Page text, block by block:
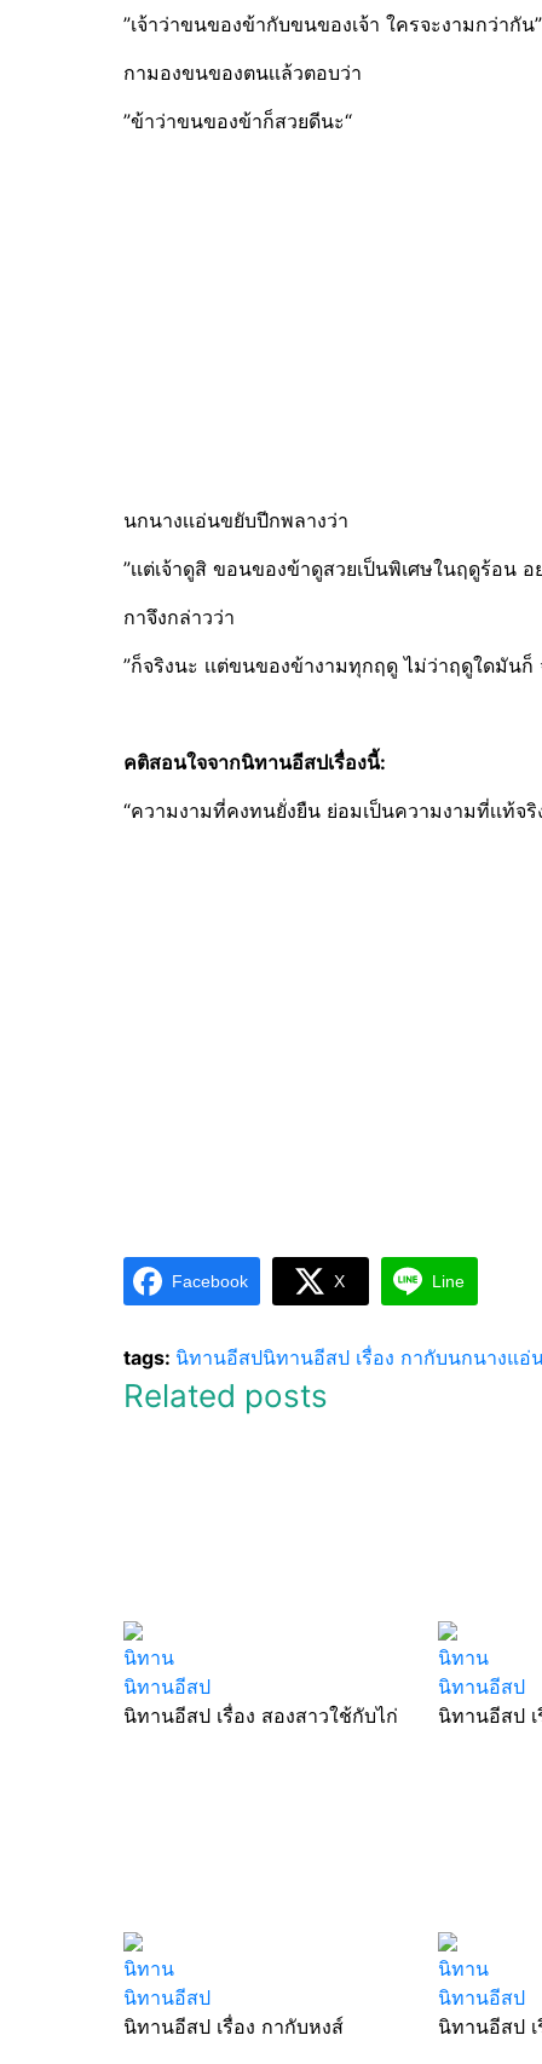
”เจ้าว่าขนของข้ากับขนของเจ้า ใครจะงามกว่ากัน”
กามองขนของตนเเล้วตอบว่า
”ข้าว่าขนของข้าก็สวยดีนะ“
นกนางเเอ่นขยับปีกพลางว่า
”เเต่เจ้าดูสิ ขอนของข้าดูสวยเป็นพิเศษในฤดูร้อน อ
กาจึงกล่าวว่า
”ก็จริงนะ เเต่ขนของข้างามทุกฤดู ไม่ว่าฤดูใดมันก็
คติสอนใจจากนิทานอีสปเรื่องนี้:
“ความงามที่คงทนยั่งยืน ย่อมเป็นความงามที่เเท้จริ
Facebook X Line
tags: นิทานอีสปนิทานอีสป เรื่อง กากับนกนางแอ่
Related posts
นิทาน
นิทานอีสป
นิทานอีสป เรื่อง สองสาวใช้กับไก่
นิทาน
นิทานอีสป
นิทานอีสป
นิทาน
นิทานอีสป
นิทานอีสป เรื่อง กากับหงส์
นิทาน
นิทานอีสป
นิทานอีสป